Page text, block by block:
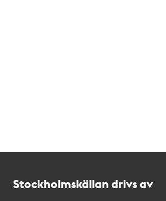
Stockholmskällan drivs av